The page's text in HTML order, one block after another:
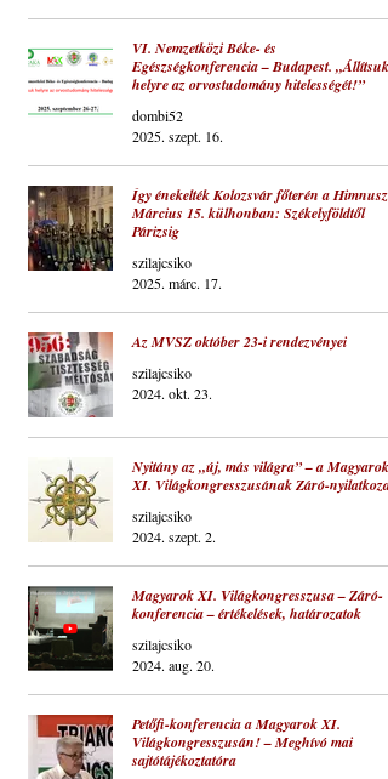
VI. Nemzetközi Béke- és
Egészségkonferencia – Budapest. „Állítsuk
helyre az orvostudomány hitelességét!”
dombi52
2025. szept. 16.
Így énekelték Kolozsvár főterén a Himnuszt
Március 15. külhonban: Székelyföldtől
Párizsig
szilajcsiko
2025. márc. 17.
Az MVSZ október 23-i rendezvényei
szilajcsiko
2024. okt. 23.
Nyitány az „új, más világra” – a Magyarok
XI. Világkongresszusának Záró-
szilajcsiko
2024. szept. 2.
Magyarok XI. Világkongresszusa – Záró-
konferencia – értékelések, határozatok
szilajcsiko
2024. aug. 20.
Petőfi-konferencia a Magyarok XI.
Világkongresszusán! – Meghívó mai
sajtótájékoztatóra